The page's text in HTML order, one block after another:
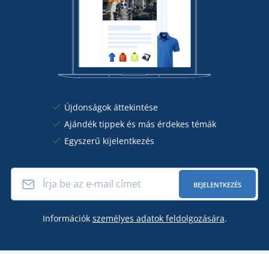
Újdonságok áttekintése
Ajándék tippek és más érdekes témák
Egyszerű kijelentkezés
BEJELENTKEZÉS
Információk személyes adatok feldolgozására.